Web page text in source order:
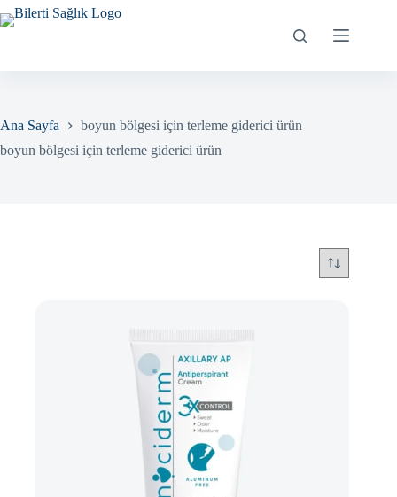
Skip
to
Ana Sayfa
boyun bölgesi için terleme giderici ürün
boyun bölgesi için terleme giderici ürün